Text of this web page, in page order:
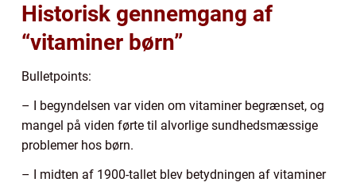
Historisk gennemgang af
“vitaminer børn”
Bulletpoints:
– I begyndelsen var viden om vitaminer begrænset, og
mangel på viden førte til alvorlige sundhedsmæssige
problemer hos børn.
– I midten af 1900-tallet blev betydningen af vitaminer